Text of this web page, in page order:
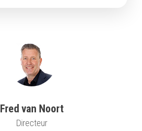
Fred van Noort
Directeur